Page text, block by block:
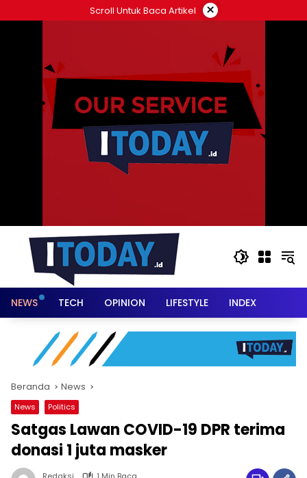
ke
Scroll Untuk Baca Artikel ×
NEWS TECH OPINION LIFESTYLE INDEX
Beranda News
News Politics
Satgas Lawan COVID-19 DPR terima
donasi 1 juta masker